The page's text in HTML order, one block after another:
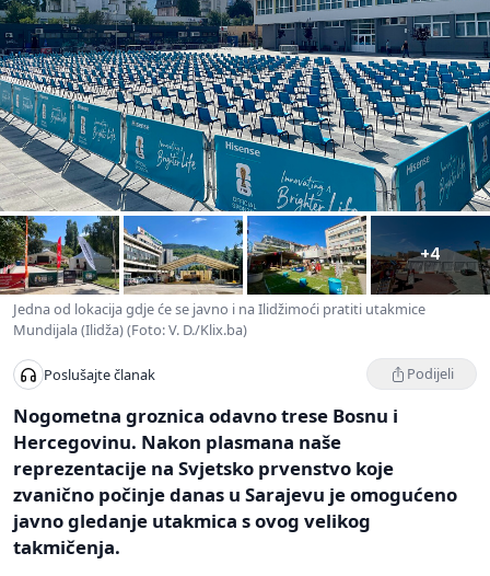
+4
Jedna od lokacija gdje će se javno i na Ilidžimoći pratiti utakmice
Mundijala (Ilidža) (Foto: V. D./Klix.ba)
Poslušajte članak Podijeli
Nogometna groznica odavno trese Bosnu i
Hercegovinu. Nakon plasmana naše
reprezentacije na Svjetsko prvenstvo koje
zvanično počinje danas u Sarajevu je omogućeno
javno gledanje utakmica s ovog velikog
takmičenja.